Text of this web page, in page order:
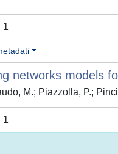
1
networks models
M.; Piazzolla, P.;
1